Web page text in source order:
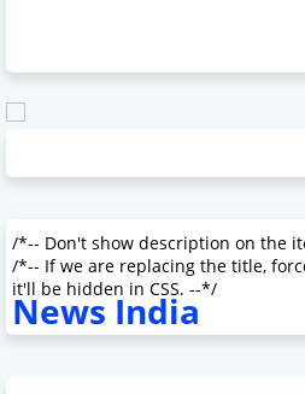
/*-- Don't show description on the
/*-- If we are replacing the title,
it'll be hidden in CSS. --*/
News India